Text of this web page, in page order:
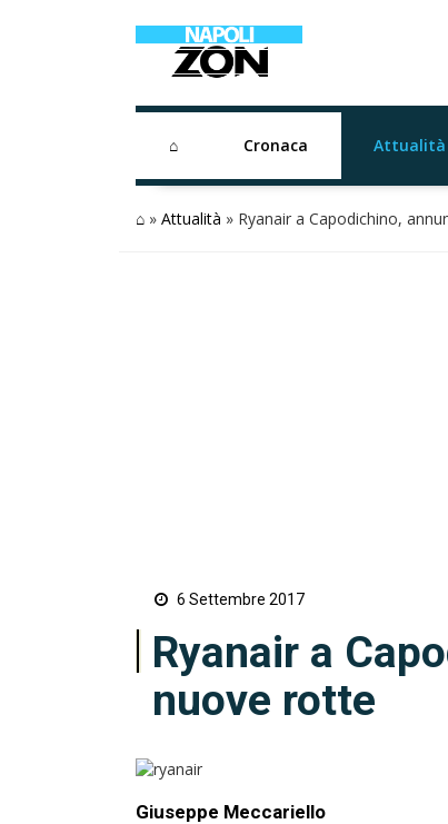
⌂ Cronaca Attualità
⌂ » Attualità » Ryanair a Capodichino,
6 Settembre 2017
Ryanair a
nuove rotte
Giuseppe Meccariello